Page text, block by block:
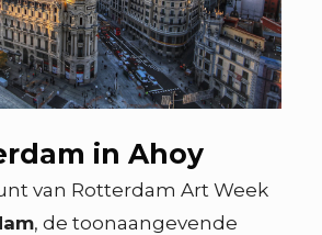
in Ahoy
van Rotterdam Art Week
, de toonaangevende